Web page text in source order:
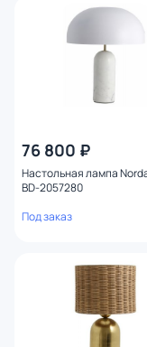
76 800 ₽
Настольная лампа
BD-2057280
Под заказ
Вид лампы
Оформление
Конструкция